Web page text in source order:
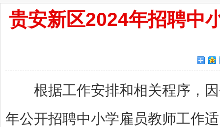
贵安新区2024年招聘中
根据工作安排和相关程序，因
年公开招聘中小学雇员教师工作